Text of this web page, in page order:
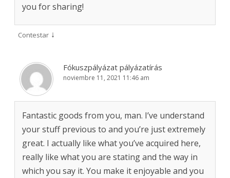
you for sharing!
Contestar ↓
Fókuszpályázat pályázatírás
noviembre 11, 2021 11:46 am
Fantastic goods from you, man. I’ve understand
your stuff previous to and you’re just extremely
great. I actually like what you’ve acquired here,
really like what you are stating and the way in
which you say it. You make it enjoyable and you